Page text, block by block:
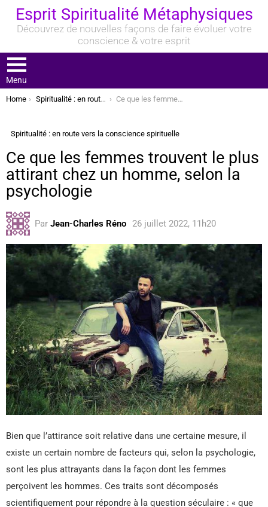
Esprit Spiritualité Métaphysiques
Découvrez de nouvelles façons de faire évoluer votre
conscience & votre esprit
Menu
You are here:
Home Spiritualité : en route vers la conscience spirituelle Ce que les femmes trouvent le plus attirant chez un homme, selon la psychologie
Spiritualité : en route vers la conscience spirituelle
Ce que les femmes trouvent le plus
attirant chez un homme, selon la
psychologie
Par Jean-Charles Réno 26 juillet 2022, 11h20
Bien que l’attirance soit relative dans une certaine mesure, il
existe un certain nombre de facteurs qui, selon la psychologie,
sont les plus attrayants dans la façon dont les femmes
perçoivent les hommes. Ces traits sont décomposés
scientifiquement pour répondre à la question séculaire : « que